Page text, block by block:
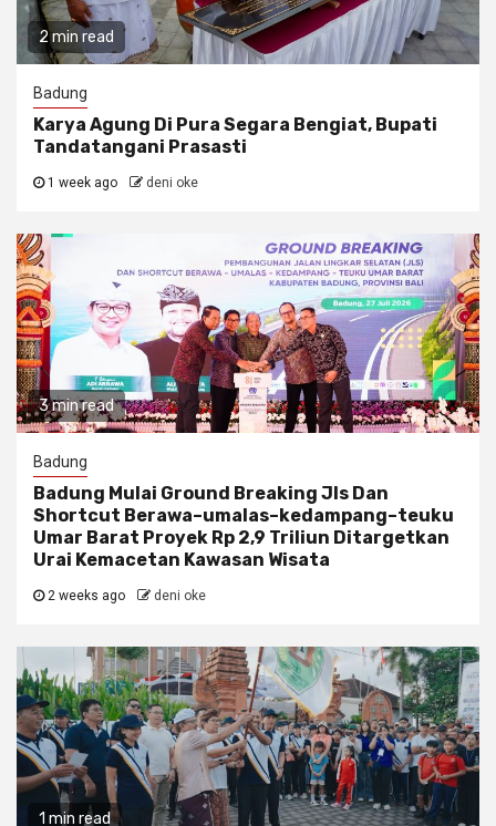
2 min read
Badung
Karya Agung Di Pura Segara Bengiat, Bupati
Tandatangani Prasasti
1 week ago deni oke
3 min read
Badung
Badung Mulai Ground Breaking Jls Dan
Shortcut Berawa–umalas–kedampang–teuku
Umar Barat Proyek Rp 2,9 Triliun Ditargetkan
Urai Kemacetan Kawasan Wisata
2 weeks ago deni oke
1 min read